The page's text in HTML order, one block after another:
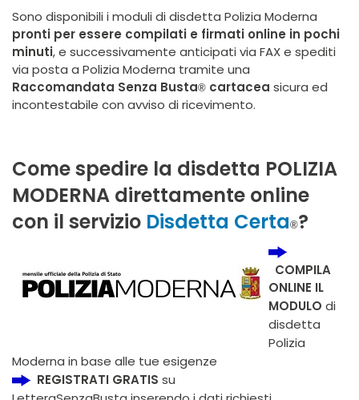
Sono disponibili i moduli di disdetta Polizia Moderna
pronti per essere compilati e firmati online in pochi
minuti, e successivamente anticipati via FAX e spediti
via posta a Polizia Moderna tramite una
Raccomandata Senza Busta® cartacea sicura ed
incontestabile con avviso di ricevimento.
Come spedire la disdetta POLIZIA
MODERNA direttamente online
con il servizio Disdetta Certa®?
COMPILA
ONLINE IL
MODULO di
disdetta
Polizia
Moderna in base alle tue esigenze
REGISTRATI GRATIS su